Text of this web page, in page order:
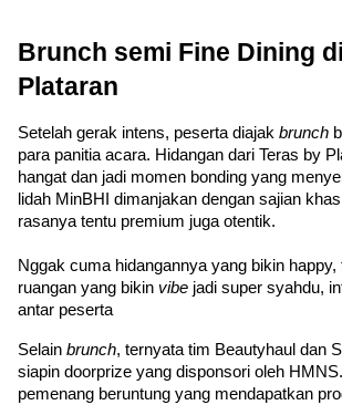
Brunch semi Fine Dining
Plataran
Setelah gerak intens, peserta diajak brunch
para panitia acara. Hidangan dari Teras by
hangat dan jadi momen bonding yang
lidah MinBHI dimanjakan dengan sajian
rasanya tentu premium juga otentik.
Nggak cuma hidangannya yang bikin happy,
ruangan yang bikin vibe jadi super syahdu,
antar peserta
Selain brunch, ternyata tim Beautyhaul dan
siapin doorprize yang disponsori oleh
pemenang beruntung yang mendapatkan